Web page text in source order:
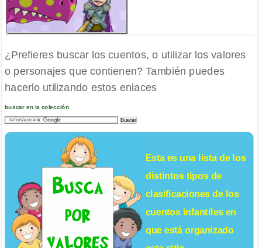
¿Prefieres buscar los cuentos, o utilizar los valores
o personajes que contienen? También puedes
hacerlo utilizando estos enlaces
buscar en la colección
Esta es una lista de los
distintos tipos de
clasificaciones de los
cuentos infantilesen
que está organizado